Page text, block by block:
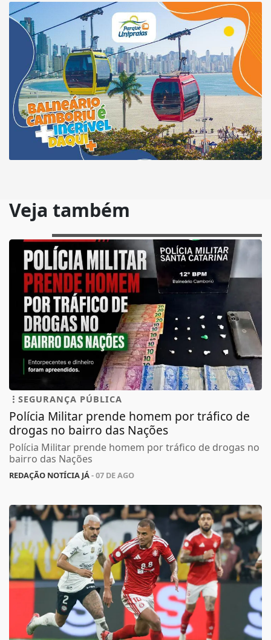
Veja também
SEGURANÇA PÚBLICA
Polícia Militar prende homem por tráfico de
drogas no bairro das Nações
Polícia Militar prende homem por tráfico de drogas no
bairro das Nações
REDAÇÃO NOTÍCIA JÁ- 07 DE AGO